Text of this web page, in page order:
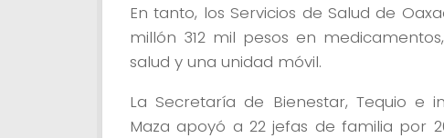
En tanto, los Servicios de Salud de
millón 312 mil pesos en
salud y una unidad móvil.
La Secretaría de Bienestar, Tequio e
Maza apoyó a 22 jefas de familia por